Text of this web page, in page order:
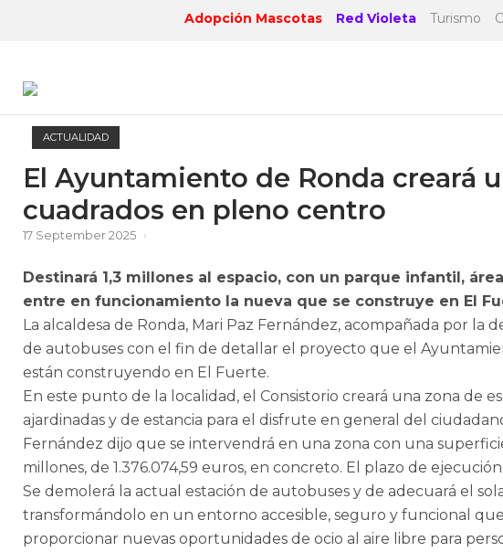
Adopción Mascotas Red Violeta Turismo
ACTUALIDAD
El Ayuntamiento de Ronda creará
cuadrados en pleno centro
17 September 2025
Destinará 1,3 millones al espacio, con un parque infantil,
entre en funcionamiento la nueva que se construye en El
La alcaldesa de Ronda, Mari Paz Fernández, acompañada por la
de autobuses con el fin de detallar el proyecto que el
están construyendo en El Fuerte.
En este punto de la localidad, el Consistorio creará una zona de
ajardinadas y de estancia para el disfrute en general del
Fernández dijo que se intervendrá en una zona con una
millones, de 1.376.074,59 euros, en concreto. El plazo de
Se demolerá la actual estación de autobuses y de adecuará el
transformándolo en un entorno accesible, seguro y funcional
proporcionar nuevas oportunidades de ocio al aire libre para